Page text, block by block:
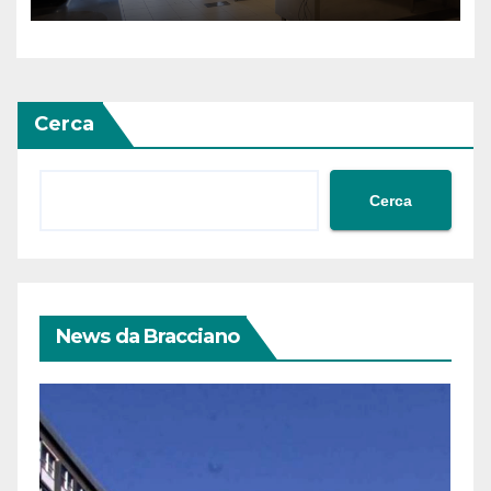
Cerca
Cerca
News da Bracciano